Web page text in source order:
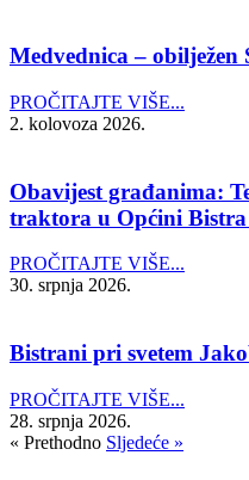
Medvednica – obilježen
PROČITAJTE VIŠE...
2. kolovoza 2026.
Obavijest građanima:
traktora u Općini
PROČITAJTE VIŠE...
30. srpnja 2026.
Bistrani pri svetem
PROČITAJTE VIŠE...
28. srpnja 2026.
« Prethodno Sljedeće »